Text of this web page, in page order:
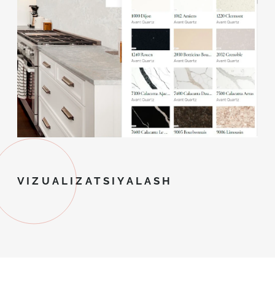
VIZUALIZATSIYALASH